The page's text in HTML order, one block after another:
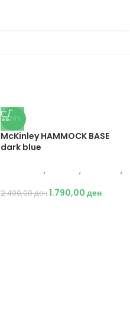
-28%
McKinley HAMMOCK BASE
dark blue
, ,
,
2.490,00ден1.790,00 ден